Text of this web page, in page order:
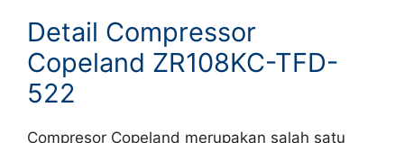
Detail Compressor
Copeland ZR108KC-TFD-
522
Compresor Copeland merupakan salah satu